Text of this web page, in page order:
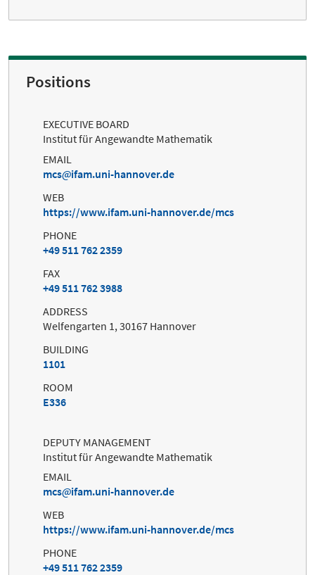
Positions
EXECUTIVE BOARD
Institut für Angewandte Mathematik
EMAIL
mcs
ifam.uni-hannover.de
WEB
https://www.ifam.uni-hannover.de/mcs
PHONE
+49 511 762 2359
FAX
+49 511 762 3988
ADDRESS
Welfengarten 1, 30167 Hannover
BUILDING
1101
ROOM
E336
DEPUTY MANAGEMENT
Institut für Angewandte Mathematik
EMAIL
mcs
ifam.uni-hannover.de
WEB
https://www.ifam.uni-hannover.de/mcs
PHONE
+49 511 762 2359